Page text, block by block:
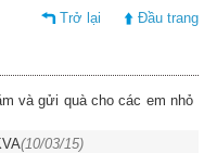
Trở lại
Đầu trang
và gửi quà cho các em nhỏ
(10/03/15)